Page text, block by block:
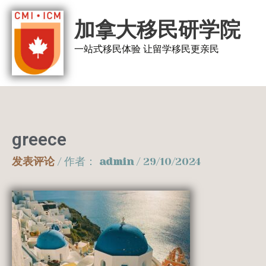
跳
加拿大移民研学院
一站式移民体验 让留学移民更亲民
greece
发表评论 / 作者： admin / 29/10/2024